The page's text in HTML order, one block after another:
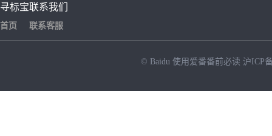
寻标宝
首页
联系我们
联系客服
© Baidu 使用爱番番前必读 沪ICP